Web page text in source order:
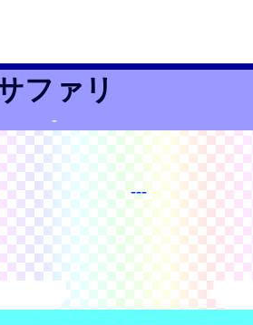
ファリ
-
---